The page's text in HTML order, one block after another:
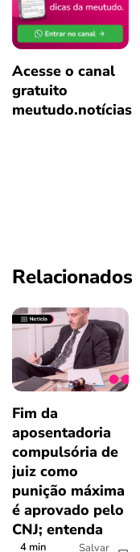
Acesse o canal
gratuito
meutudo.notícias
Relacionados
Fim da
aposentadoria
compulsória de
juiz como
punição máxima
é aprovado pelo
CNJ; entenda
4 min
Salvar